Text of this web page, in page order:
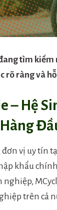
tìm kiếm
rõ ràng và
– Hệ
đơn vị uy tín
khẩu
nghiệp,
trên cả